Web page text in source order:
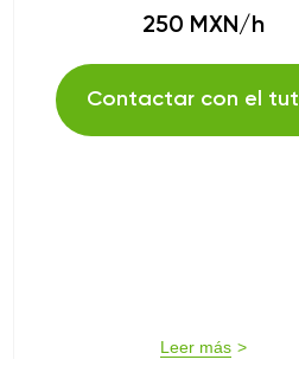
250 MXN/h
Contactar con el
Leer más